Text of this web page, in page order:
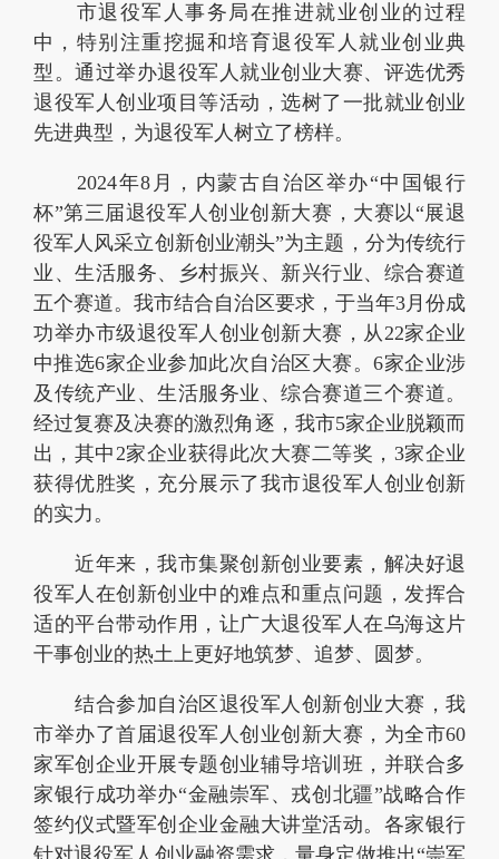
市退役军人事务局在推进就业创业的过程
中，特别注重挖掘和培育退役军人就业创业典
型。通过举办退役军人就业创业大赛、评选优秀
退役军人创业项目等活动，选树了一批就业创业
先进典型，为退役军人树立了榜样。
2024年8月，内蒙古自治区举办“中国银行
杯”第三届退役军人创业创新大赛，大赛以“展退
役军人风采立创新创业潮头”为主题，分为传统行
业、生活服务、乡村振兴、新兴行业、综合赛道
五个赛道。我市结合自治区要求，于当年3月份成
功举办市级退役军人创业创新大赛，从22家企业
中推选6家企业参加此次自治区大赛。6家企业涉
及传统产业、生活服务业、综合赛道三个赛道。
经过复赛及决赛的激烈角逐，我市5家企业脱颖而
出，其中2家企业获得此次大赛二等奖，3家企业
获得优胜奖，充分展示了我市退役军人创业创新
的实力。
近年来，我市集聚创新创业要素，解决好退
役军人在创新创业中的难点和重点问题，发挥合
适的平台带动作用，让广大退役军人在乌海这片
干事创业的热土上更好地筑梦、追梦、圆梦。
结合参加自治区退役军人创新创业大赛，我
市举办了首届退役军人创业创新大赛，为全市60
家军创企业开展专题创业辅导培训班，并联合多
家银行成功举办“金融崇军、戎创北疆”战略合作
签约仪式暨军创企业金融大讲堂活动。各家银行
针对退役军人创业融资需求，量身定做推出“崇军